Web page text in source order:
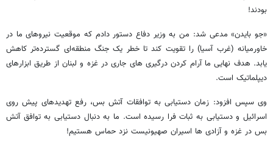
بودند!
«جو بایدن» مدعی شد: من به وزیر دفاع دستور دادم که موقعیت نیروهای ما در
خاورمیانه (غرب آسیا) را تقویت کند تا خطر یک جنگ منطقه‌ای گسترده‌تر کاهش
یابد. هدف نهایی ما آرام کردن درگیری های جاری در غزه و لبنان از طریق ابزارهای
دیپلماتیک است.
وی سپس افزود: زمان دستیابی به توافقات آتش بس، رفع تهدیدهای پیش روی
اسرائیل و دستیابی به ثبات فرا رسیده است. ما به دنبال دستیابی به توافق آتش
بس در غزه و آزادی ها اسیران صهیونیست نزد حماس هستیم!